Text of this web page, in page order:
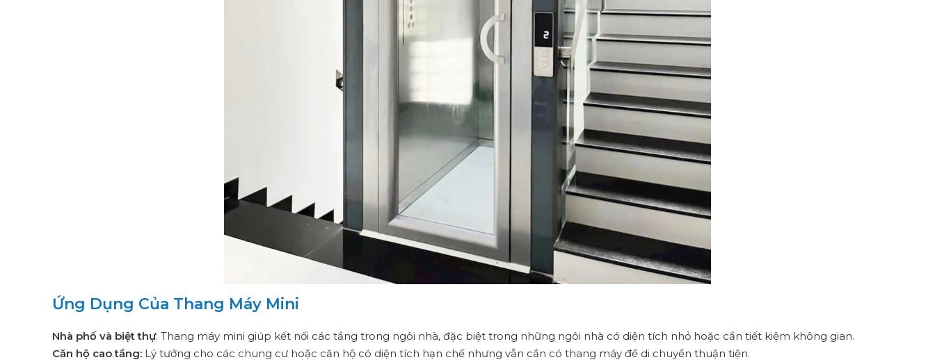
Ứng Dụng Của Thang Máy Mini
Nhà phố và biệt thự: Thang máy mini giúp kết nối các tầng trong ngôi nhà, đặc biệt trong những ngôi nhà có diện tích nhỏ hoặc cần tiết kiệm không gian.
Căn hộ cao tầng: Lý tưởng cho các chung cư hoặc căn hộ có diện tích hạn chế nhưng vẫn cần có thang máy để di chuyển thuận tiện.